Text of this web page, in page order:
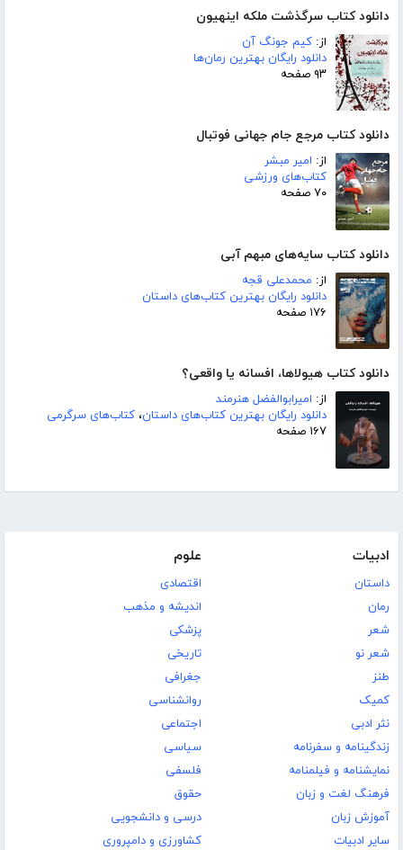
دانلود کتاب سرگذشت ملکه اینهیون
از: کیم جونگ آن
دانلود رایگان بهترین رمان‌ها
۹۳ صفحه
دانلود کتاب مرجع جام جهانی فوتبال
از: امیر مبشر
کتاب‌های ورزشی
۷۰ صفحه
دانلود کتاب سایه‌های مبهم آبی
از: محمدعلی قجه
دانلود رایگان بهترین کتاب‌های داستان
۱۷۶ صفحه
دانلود کتاب هیولاها، افسانه یا واقعی؟
از: امیرابوالفضل هنرمند
دانلود رایگان بهترین کتاب‌های داستان، کتاب‌های سرگرمی
۱۶۷ صفحه
ادبیات
داستان
رمان
شعر
شعر نو
طنز
کمیک
نثر ادبی
زندگینامه و سفرنامه
نمایشنامه و فیلمنامه
فرهنگ لغت و زبان
آموزش زبان
سایر ادبیات
علوم
اقتصادی
اندیشه و مذهب
پزشکی
تاریخی
جغرافی
روانشناسی
اجتماعی
سیاسی
فلسفی
حقوق
درسی و دانشجویی
کشاورزی و دامپروری